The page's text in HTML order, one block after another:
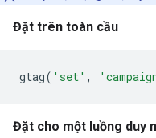
Đặt trên toàn cầu
gtag( 'set' ,
Đặt cho một luồng duy